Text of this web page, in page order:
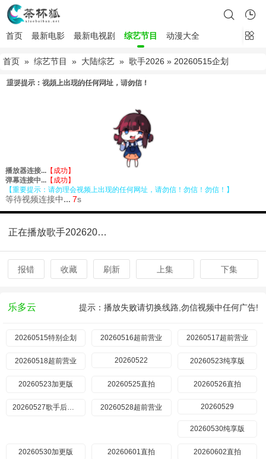
首页 最新电影 最新电视剧 综艺节目 动漫大全
首页 » 综艺节目 » 大陆综艺 » 歌手2026 » 20260515企划
正在播放歌手202620260515企划
报错 收藏 刷新 上集 下集
乐多云 提示：播放失败请切换线路,勿信视频中任何广告!
20260515特别企划 20260516超前营业 20260517超前营业
20260518超前营业 20260522 20260523纯享版
20260523加更版 20260525直拍 20260526直拍
20260528超前营业 20260529
20260530纯享版
20260530加更版 20260601直拍 20260602直拍